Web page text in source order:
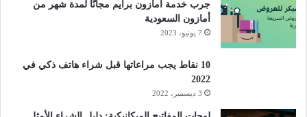
جرب خدمة أمازون برايم مجانًا لمدة شهر من
أمازون السعودية
7 يونيو، 2023
10 نقاط يجب مراعاتها قبل شراء هاتف ذكي في
2022
3 ديسمبر، 2022